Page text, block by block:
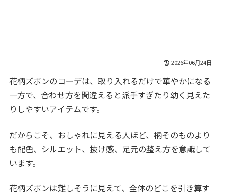
2026年06月24日
花柄ズボンのコーデは、取り入れるだけで華やかになる
一方で、合わせ方を間違えると派手すぎたり幼く見えた
りしやすいアイテムです。
だからこそ、おしゃれに見える人ほど、柄そのものより
も配色、シルエット、抜け感、足元の整え方を意識して
います。
花柄ズボンは難しそうに見えて、全体のどこを引き算す